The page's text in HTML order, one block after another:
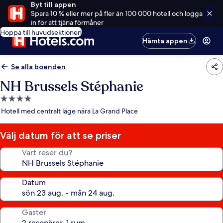
Byt till appen
Spara 10 % eller mer på fler än 100 000 hotell och logga
in för att tjäna förmåner
Hoppa till huvudsektionen
Hämta appen
Se alla boenden
NH Brussels Stéphanie
4.0-
stjärnigt
Hotell med centralt läge nära La Grand Place
Välj datum för att se priser
Vart reser du?
Datum
Gäster